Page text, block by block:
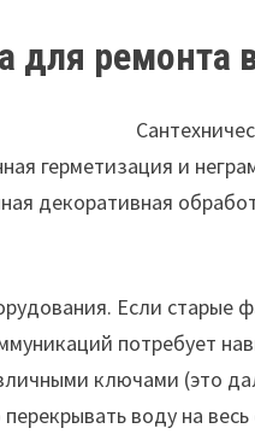
для ремонта
герметизация и
декоративная
Если старые
потребует
ключами (это
воду на